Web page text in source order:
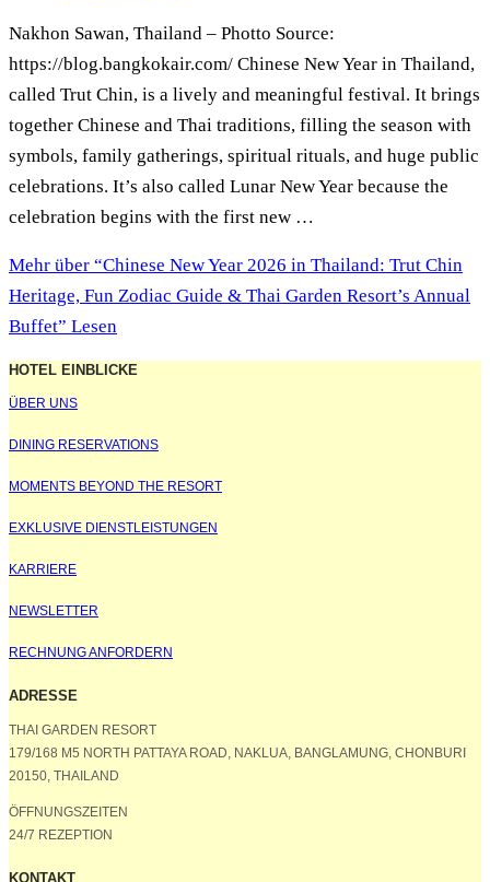
Nakhon Sawan, Thailand – Photto Source:
https://blog.bangkokair.com/ Chinese New Year in Thailand,
called Trut Chin, is a lively and meaningful festival. It brings
together Chinese and Thai traditions, filling the season with
symbols, family gatherings, spiritual rituals, and huge public
celebrations. It’s also called Lunar New Year because the
celebration begins with the first new …
Mehr über “Chinese New Year 2026 in Thailand: Trut Chin
Heritage, Fun Zodiac Guide & Thai Garden Resort’s Annual
Buffet” Lesen
HOTEL EINBLICKE
ÜBER UNS
DINING RESERVATIONS
MOMENTS BEYOND THE RESORT
EXKLUSIVE DIENSTLEISTUNGEN
KARRIERE
NEWSLETTER
RECHNUNG ANFORDERN
ADRESSE
THAI GARDEN RESORT
179/168 M5 NORTH PATTAYA ROAD, NAKLUA, BANGLAMUNG, CHONBURI
20150, THAILAND
ÖFFNUNGSZEITEN
24/7 REZEPTION
KONTAKT